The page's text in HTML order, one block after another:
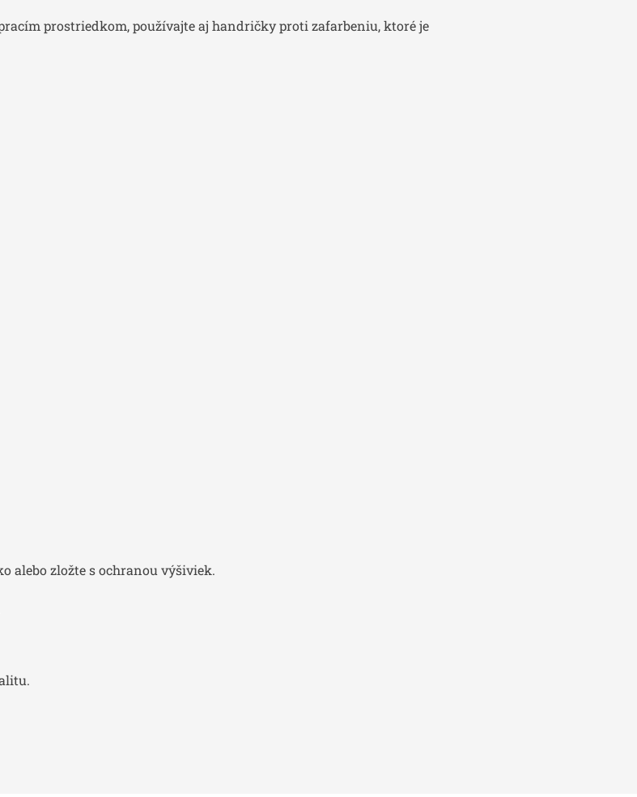
prostriedkom, používajte aj handričky proti zafarbeniu, ktoré je
alebo zložte s ochranou výšiviek.